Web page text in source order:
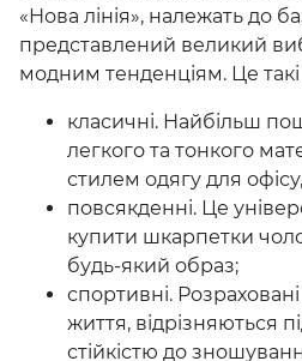
«Нова лінія», належать до
представлений великий
модним тенденціям. Це такі
класичні. Найбільш
легкого та тонкого
стилем одягу для
повсякденні. Це
купити шкарпетки
будь-який образ;
спортивні.
життя, відрізняються
стійкістю до